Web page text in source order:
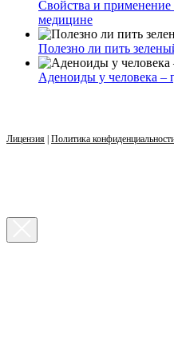
Свойства и применение
медицине
Полезно ли пить
Аденоиды у человека –
Лицензия Политика